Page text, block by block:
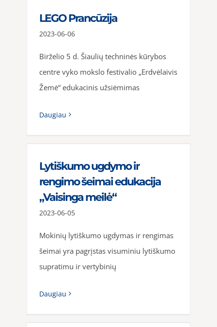
LEGO Prancūzija
2023-06-06
Birželio 5 d. Šiaulių techninės kūrybos
centre vyko mokslo festivalio „Erdvėlaivis
Žemė“ edukacinis užsiėmimas
Daugiau
Lytiškumo ugdymo ir
rengimo šeimai edukacija
„Vaisinga meilė“
2023-06-05
Mokinių lytiškumo ugdymas ir rengimas
šeimai yra pagrįstas visuminiu lytiškumo
supratimu ir vertybinių
Daugiau